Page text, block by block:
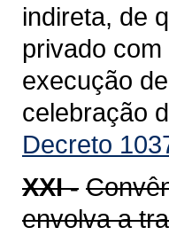
indireta, de
privado
execução
celebração
Decreto
XXI -
envolva a